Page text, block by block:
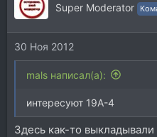
Super Moderator
30 Ноя 2012
mals написал(а):
интересуют 19А-4
Здесь как-то